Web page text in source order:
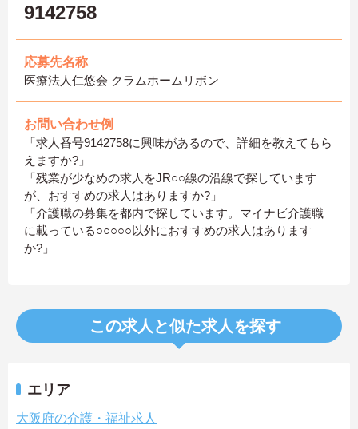
9142758
応募先名称
医療法人仁悠会 クラムホームリボン
お問い合わせ例
「求人番号9142758に興味があるので、詳細を教えてもら
えますか?」
「残業が少なめの求人をJR○○線の沿線で探しています
が、おすすめの求人はありますか?」
「介護職の募集を都内で探しています。マイナビ介護職
に載っている○○○○○以外におすすめの求人はあります
か?」
この求人と似た求人を探す
エリア
大阪府の介護・福祉求人